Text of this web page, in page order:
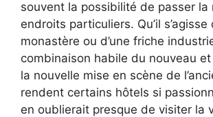
souvent la possibilité de passer la
endroits particuliers. Qu’il s’agisse
monastère ou d’une friche
combinaison habile du nouveau et
la nouvelle mise en scène de
rendent certains hôtels si
en oublierait presque de visiter la